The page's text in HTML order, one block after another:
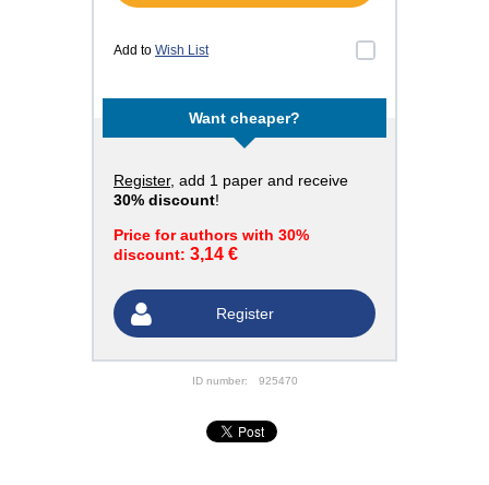
Add to Wish List
Want cheaper?
Register, add 1 paper and receive
30% discount!
Price for authors with 30%
discount: 3,14 €
Register
ID number: 925470